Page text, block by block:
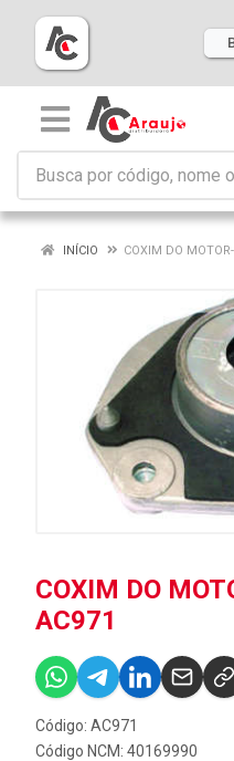
INÍCIO COXIM DO
COXIM DO
AC971
Código: AC971
Código NCM: 40169990